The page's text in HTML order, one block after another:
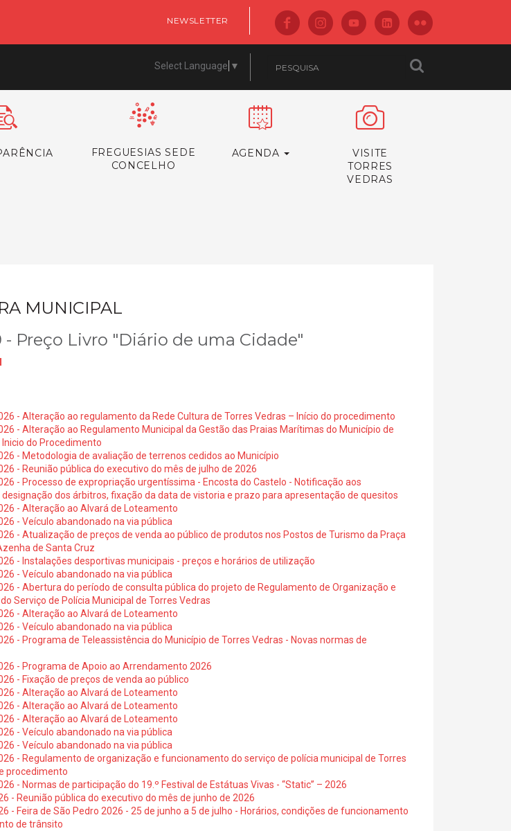
NEWSLETTER
Select Language ▼
FREGUESIAS SEDE
CONCELHO
AGENDA
VISITE
TORRES
VEDRAS
MUNICIPAL
- Preço Livro "Diário de uma Cidade"
- Alteração ao regulamento da Rede Cultura de Torres Vedras – Início do procedimento
- Alteração ao Regulamento Municipal da Gestão das Praias Marítimas do Município de
do Procedimento
- Metodologia de avaliação de terrenos cedidos ao Município
- Reunião pública do executivo do mês de julho de 2026
- Processo de expropriação urgentíssima - Encosta do Castelo - Notificação aos
dos árbitros, fixação da data de vistoria e prazo para apresentação de quesitos
- Alteração ao Alvará de Loteamento
- Veículo abandonado na via pública
- Atualização de preços de venda ao público de produtos nos Postos de Turismo da Praça
de Santa Cruz
- Instalações desportivas municipais - preços e horários de utilização
- Veículo abandonado na via pública
- Abertura do período de consulta pública do projeto de Regulamento de Organização e
Serviço de Polícia Municipal de Torres Vedras
- Alteração ao Alvará de Loteamento
- Veículo abandonado na via pública
- Programa de Teleassistência do Município de Torres Vedras - Novas normas de
- Programa de Apoio ao Arrendamento 2026
- Fixação de preços de venda ao público
- Alteração ao Alvará de Loteamento
- Alteração ao Alvará de Loteamento
- Alteração ao Alvará de Loteamento
- Veículo abandonado na via pública
- Veículo abandonado na via pública
- Regulamento de organização e funcionamento do serviço de polícia municipal de Torres
procedimento
- Normas de participação do 19.º Festival de Estátuas Vivas - “Static” – 2026
- Reunião pública do executivo do mês de junho de 2026
- Feira de São Pedro 2026 - 25 de junho a 5 de julho - Horários, condições de funcionamento
de trânsito